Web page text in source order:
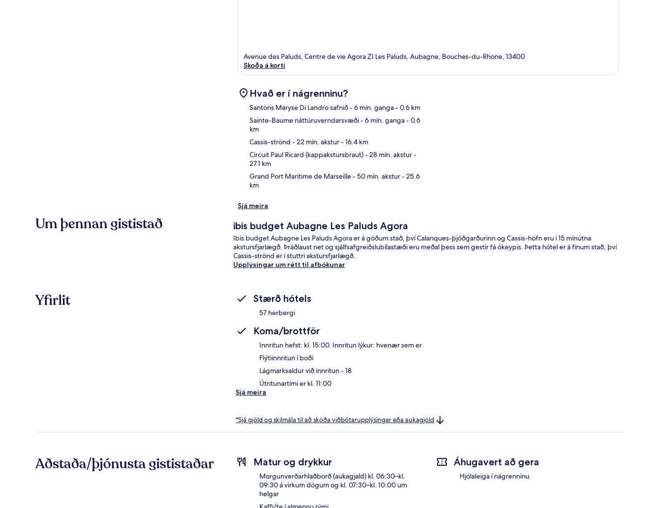
Avenue des Paluds, Centre de vie Agora ZI Les Paluds, Aubagne, Bouches-du-Rhone, 13400
Skoða á korti
Hvað er í nágrenninu?
Santons Maryse Di Landro safnið- 6 mín. ganga- 0.6 km
Sainte-Baume náttúruverndarsvæði- 6 mín. ganga- 0.6
km
Cassis-strönd - 22 mín. akstur- 16.4 km
Circuit Paul Ricard (kappakstursbraut)- 28 mín. akstur-
27.1 km
Grand Port Maritime de Marseille- 50 mín. akstur- 25.6
km
Sjá meira
Um þennan gististað ibis budget Aubagne Les Paluds Agora
Ibis budget Aubagne Les Paluds Agora er á góðum stað, því Calanques-þjóðgarðurinn og Cassis-höfn eru í 15 mínútna
akstursfjarlægð. Þráðlaust net og sjálfsafgreiðslubílastæði eru meðal þess sem gestir fá ókeypis. Þetta hótel er á fínum stað, því
Cassis-strönd er í stuttri akstursfjarlægð.
Upplýsingar um rétt til afbókunar
Yfirlit Stærð hótels
57 herbergi
Koma/brottför
Innritun hefst: kl. 15:00. Innritun lýkur: hvenær sem er
Flýtiinnritun í boði
Lágmarksaldur við innritun - 18
Útritunartími er kl. 11:00
Sjá meira
*Sjá gjöld og skilmála til að skoða viðbótarupplýsingar eða aukagjöld
Aðstaða/þjónusta gististaðar Matur og drykkur
Morgunverðarhlaðborð (aukagjald) kl. 06:30–kl.
09:30 á virkum dögum og kl. 07:30–kl. 10:00 um
helgar
Áhugavert að gera
Hjólaleiga í nágrenninu